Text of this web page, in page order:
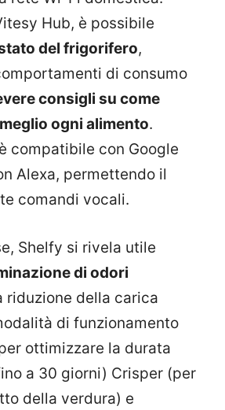
Hub, è possibile
del frigorifero,
di consumo
consigli su come
ogni alimento.
compatibile con Google
Alexa, permettendo il
comandi vocali.
Shelfy si rivela utile
di odori
riduzione della carica
di funzionamento
ottimizzare la durata
a 30 giorni) Crisper (per
della verdura) e